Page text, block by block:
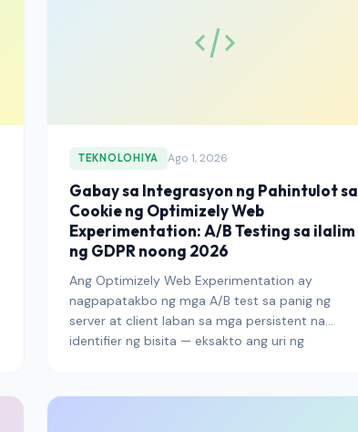
TEKNOLOHIYA Ago 1, 2026
Gabay sa Integrasyon ng Pahintulot sa
Cookie ng Optimizely Web
Experimentation: A/B Testing sa ilalim
ng GDPR noong 2026
Ang Optimizely Web Experimentation ay
nagpapatakbo ng mga A/B test sa panig ng
server at client laban sa mga persistent na
identifier ng bisita — eksakto ang uri ng
paano ikonekta ang Optimizely sa isang